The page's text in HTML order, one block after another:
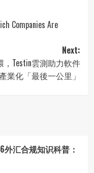
Companies Are
Next:
Testin雲測助力軟件
業化「最後一公里」
汇合规知识科普：